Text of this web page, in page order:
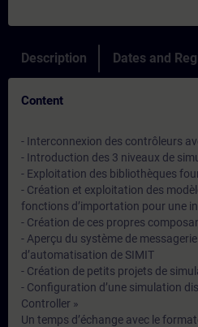
Description Dates and
Content
- Interconnexion des contrôleurs
- Introduction des 3 niveaux de
- Exploitation des bibliothèques
- Création et exploitation des
fonctions d’importation pour une
- Création de ces propres
- Aperçu du système de
d’automatisation de SIMIT
- Création de petits projets de
- Configuration d’une simulation
Controller »
Un temps d’échange avec le